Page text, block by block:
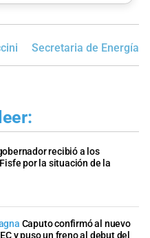
Secretaria de Energía
recibió a los
por la situación de la
Caputo confirmó al nuevo